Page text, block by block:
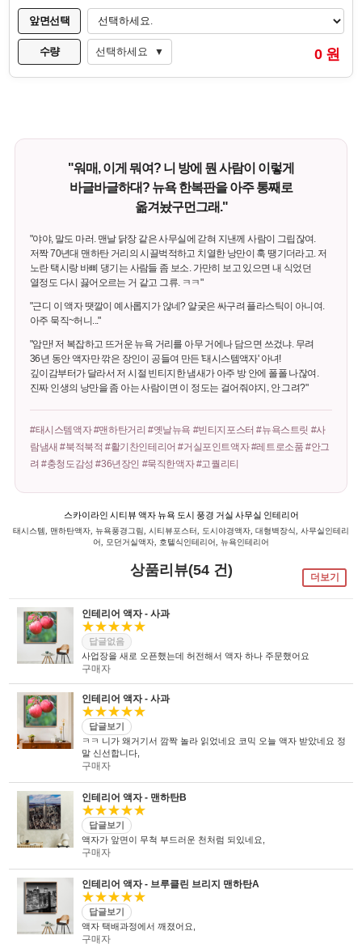
앞면선택
수량 선택하세요 ▼ 0 원
"워매, 이게 뭐여? 니 방에 뭔 사람이 이렇게
바글바글하대? 뉴욕 한복판을 아주 통째로
옮겨놨구먼그래."
"야야, 말도 마러. 맨날 닭장 같은 사무실에 갇혀 지낸께 사람이 그립잖여.
저짝 70년대 맨하탄 거리의 시끌벅적하고 치열한 낭만이 훅 땡기더라고. 저
노란 택시랑 바삐 댕기는 사람들 좀 보소. 가만히 보고 있으면 내 식었던
열정도 다시 끓어오르는 거 같고 그류. ㅋㅋ"
"근디 이 액자 땟깔이 예사롭지가 않네? 얄궂은 싸구려 플라스틱이 아니여.
아주 묵직~허니..."
"암만! 저 복잡하고 뜨거운 뉴욕 거리를 아무 거에나 담으면 쓰겄냐. 무려
36년 동안 액자만 깎은 장인이 공들여 만든 '태시스템액자' 아녀!
깊이감부터가 달라서 저 시절 빈티지한 냄새가 아주 방 안에 폴폴 나잖여.
진짜 인생의 낭만을 좀 아는 사람이면 이 정도는 걸어줘야지, 안 그려?"
#태시스템액자 #맨하탄거리 #옛날뉴욕 #빈티지포스터 #뉴욕스트릿 #사
람냄새 #북적북적 #활기찬인테리어 #거실포인트액자 #레트로소품 #안그
려 #충청도감성 #36년장인 #묵직한액자 #고퀄리티
스카이라인 시티뷰 액자 뉴욕 도시 풍경 거실 사무실 인테리어
태시스템, 맨하탄액자, 뉴욕풍경그림, 시티뷰포스터, 도시야경액자, 대형벽장식, 사무실인테리
어, 모던거실액자, 호텔식인테리어, 뉴욕인테리어
상품리뷰(54 건) 더보기
인테리어 액자 - 사과
★★★★★
답글없음
사업장을 새로 오픈했는데 허전해서 액자 하나 주문했어요
구매자
인테리어 액자 - 사과
★★★★★
답글보기
ㅋㅋ 니가 왜거기서 깜짝 놀라 읽었네요 코믹 오늘 액자 받았네요 정
말 신선합니다,
구매자
인테리어 액자 - 맨하탄B
★★★★★
답글보기
액자가 앞면이 무척 부드러운 천처럼 되있네요,
구매자
인테리어 액자 - 브루클린 브리지 맨하탄A
★★★★★
답글보기
액자 택배과정에서 깨졌어요,
구매자